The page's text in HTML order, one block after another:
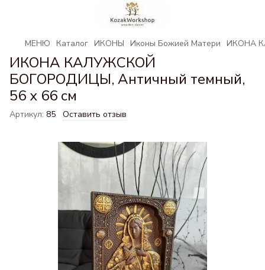
МЕНЮ Каталог ИКОНЫ Иконы Божией Матери ИКОНА
ИКОНА КАЛУЖСКОЙ
БОГОРОДИЦЫ, Античный темный,
56 x 66 см
Артикул: 85 Оставить отзыв